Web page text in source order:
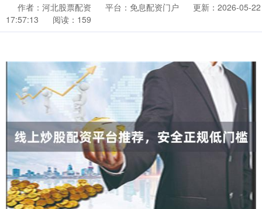
作者：河北股票配资 平台：免息配资门户
更新：2026-05-22
17:57:13
阅读：159